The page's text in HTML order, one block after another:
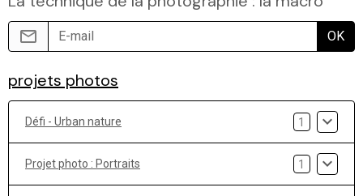
OK
projets photos
Défi - Urban nature 1
Projet photo : Portraits 1